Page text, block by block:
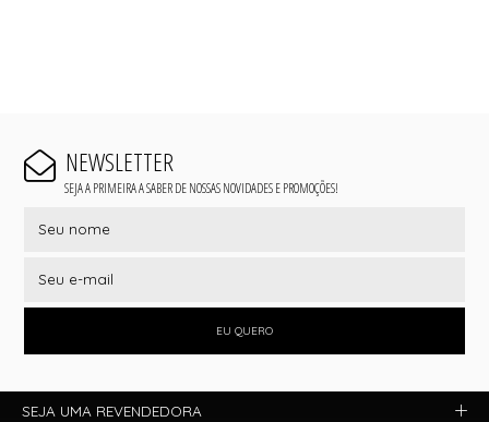
NEWSLETTER
SEJA A PRIMEIRA A SABER DE NOSSAS NOVIDADES E PROMOÇÕES!
EU QUERO
SEJA UMA REVENDEDORA